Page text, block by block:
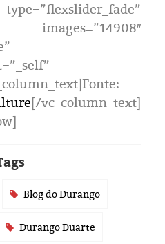
2024
[/vc_column_text]
Blog do Durango
Durango Duarte